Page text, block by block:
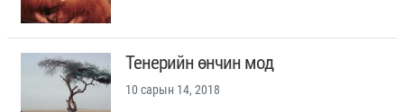
Тенерийн өнчин мод
10 сарын 14, 2018